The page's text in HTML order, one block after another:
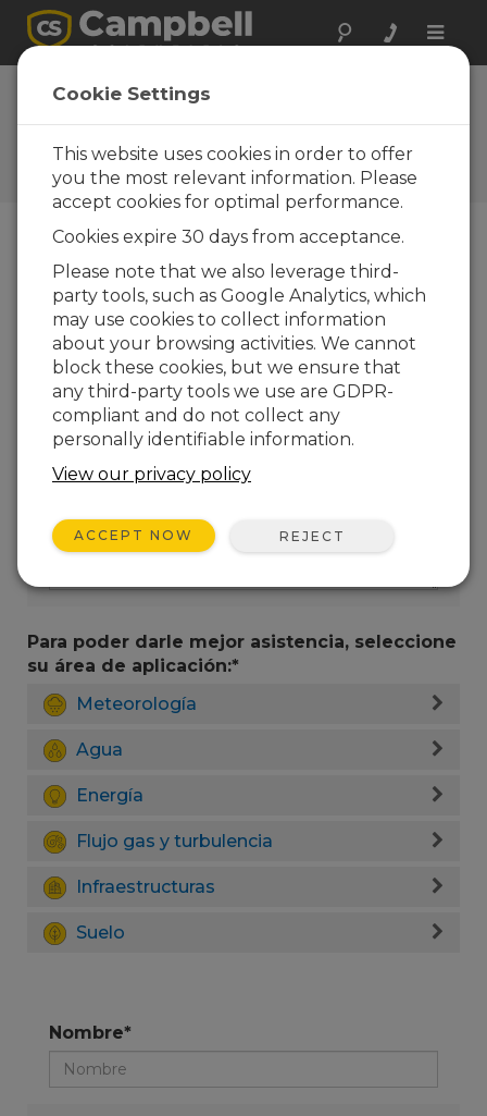
Toggle
Realizar una
consulta
Formularios de consultas
Campbell Scientific
Envíenos el siguiente formulario y contactaremos
con usted.* = campo obligatorio.
Seleccione el tipo de consulta:
Ventas
Soporte
Entre aquí su consulta:*
Para poder darle mejor asistencia, seleccione
su área de aplicación:*
Meteorología
Agua
Energía
Flujo gas y turbulencia
Infraestructuras
Suelo
Nombre*
Cookie Settings
This website uses cookies in order to offer
you the most relevant information. Please
accept cookies for optimal performance.
Cookies expire 30 days from acceptance.
Please note that we also leverage third-
party tools, such as Google Analytics, which
may use cookies to collect information
about your browsing activities. We cannot
block these cookies, but we ensure that
any third-party tools we use are GDPR-
compliant and do not collect any
personally identifiable information.
View our privacy policy
ACCEPT NOW REJECT